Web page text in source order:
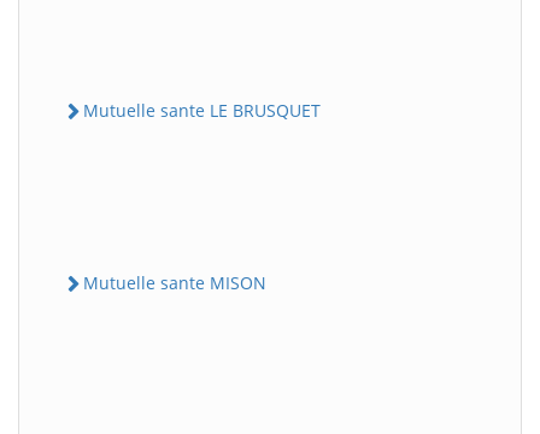
Mutuelle sante LE BRUSQUET
Mutuelle sante MISON